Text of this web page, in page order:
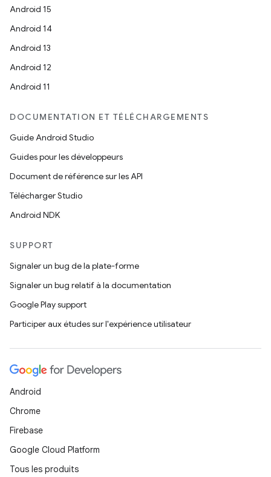
Android 15
Android 14
Android 13
Android 12
Android 11
DOCUMENTATION ET TÉLÉCHARGEMENTS
Guide Android Studio
Guides pour les développeurs
Document de référence sur les API
Télécharger Studio
Android NDK
SUPPORT
Signaler un bug de la plate-forme
Signaler un bug relatif à la documentation
Google Play support
Participer aux études sur l'expérience utilisateur
Android
Chrome
Firebase
Google Cloud Platform
Tous les produits